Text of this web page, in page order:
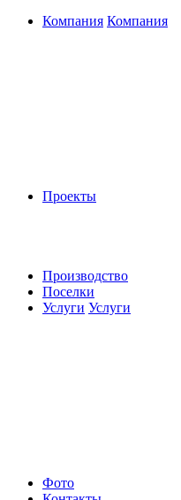
Компания Компания
Проекты
Производство
Поселки
Услуги Услуги
Фото